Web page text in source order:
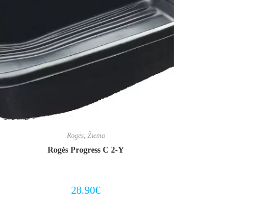
Rogės, Žiema
Rogės Progress C 2-Y
28.90€